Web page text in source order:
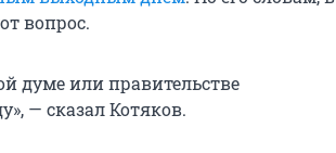
вопрос.
думе или правительстве
— сказал Котяков.